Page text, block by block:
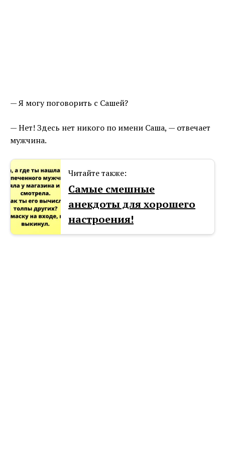
— Я могу поговорить с Сашей?
— Нет! Здесь нет никого по имени Саша, — отвечает
мужчина.
Читайте также:
Самые смешные
анекдоты для хорошего
настроения!